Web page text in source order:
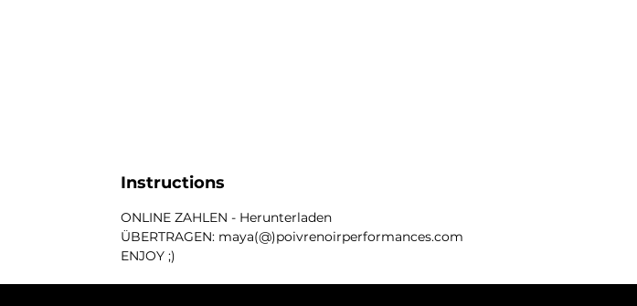
Instructions
ONLINE ZAHLEN - Herunterladen
ÜBERTRAGEN: maya(@)poivrenoirperformances.com
ENJOY ;)